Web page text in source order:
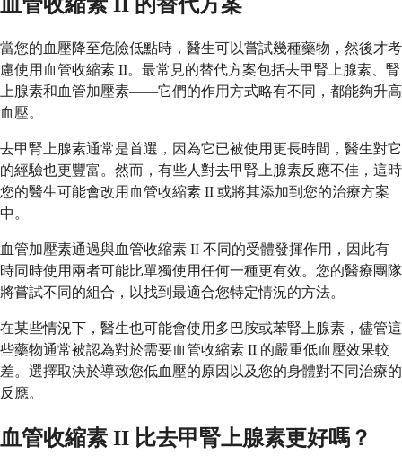
當您的血壓降至危險低點時，醫生可以嘗試幾種藥物，然後才考
慮使用血管收縮素 II。最常見的替代方案包括去甲腎上腺素、腎
上腺素和血管加壓素——它們的作用方式略有不同，都能夠升高
血壓。
去甲腎上腺素通常是首選，因為它已被使用更長時間，醫生對它
的經驗也更豐富。然而，有些人對去甲腎上腺素反應不佳，這時
您的醫生可能會改用血管收縮素 II 或將其添加到您的治療方案
中。
血管加壓素通過與血管收縮素 II 不同的受體發揮作用，因此有
時同時使用兩者可能比單獨使用任何一種更有效。您的醫療團隊
將嘗試不同的組合，以找到最適合您特定情況的方法。
在某些情況下，醫生也可能會使用多巴胺或苯腎上腺素，儘管這
些藥物通常被認為對於需要血管收縮素 II 的嚴重低血壓效果較
差。選擇取決於導致您低血壓的原因以及您的身體對不同治療的
反應。
血管收縮素 II 比去甲腎上腺素更好嗎？